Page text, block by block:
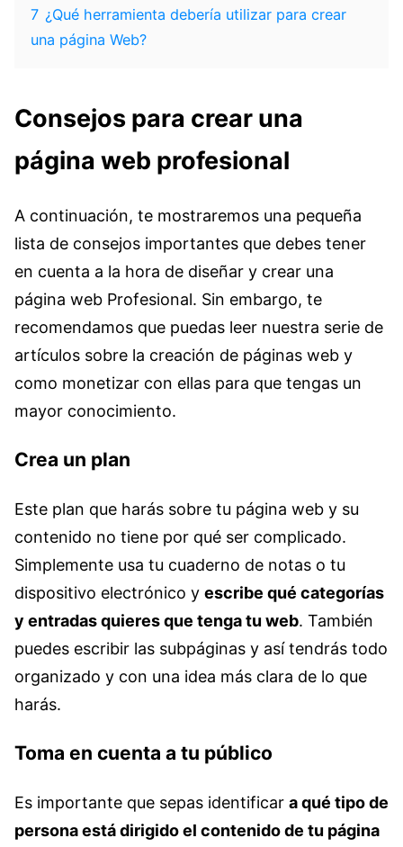
7 ¿Qué herramienta debería utilizar para crear
una página Web?
Consejos para crear una
página web profesional
A continuación, te mostraremos una pequeña
lista de consejos importantes que debes tener
en cuenta a la hora de diseñar y crear una
página web Profesional. Sin embargo, te
recomendamos que puedas leer nuestra serie de
artículos sobre la creación de páginas web y
como monetizar con ellas para que tengas un
mayor conocimiento.
Crea un plan
Este plan que harás sobre tu página web y su
contenido no tiene por qué ser complicado.
Simplemente usa tu cuaderno de notas o tu
dispositivo electrónico y escribe qué categorías
y entradas quieres que tenga tu web. También
puedes escribir las subpáginas y así tendrás todo
organizado y con una idea más clara de lo que
harás.
Toma en cuenta a tu público
Es importante que sepas identificar a qué tipo de
persona está dirigido el contenido de tu página